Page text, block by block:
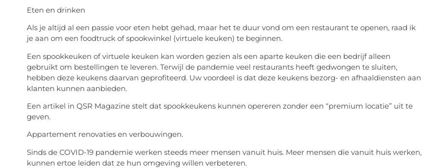
Eten en drinken
Als je altijd al een passie voor eten hebt gehad, maar het te duur vond om een restaurant te openen, raad ik
je aan om een foodtruck of spookwinkel (virtuele keuken) te beginnen.
Een spookkeuken of virtuele keuken kan worden gezien als een aparte keuken die een bedrijf alleen
gebruikt om bestellingen te leveren. Terwijl de pandemie veel restaurants heeft gedwongen te sluiten,
hebben deze keukens daarvan geprofiteerd. Uw voordeel is dat deze keukens bezorg- en afhaaldiensten aan
klanten kunnen aanbieden.
Een artikel in QSR Magazine stelt dat spookkeukens kunnen opereren zonder een “premium locatie” uit te
geven.
Appartement renovaties en verbouwingen.
Sinds de COVID-19 pandemie werken steeds meer mensen vanuit huis. Meer mensen die vanuit huis werken,
kunnen ertoe leiden dat ze hun omgeving willen verbeteren.